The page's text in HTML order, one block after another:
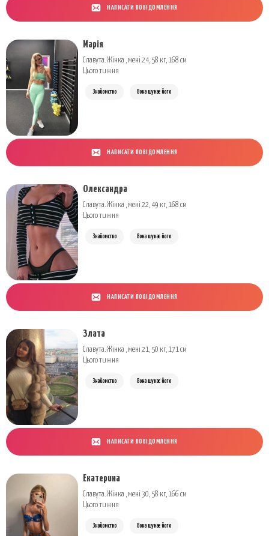
НАПИСАТИ ПОВІДОМЛЕННЯ
Марія
Славута. Жінка , мені 24, 58 кг, 168 см
Цього тижня
Знайомство Вона шукає його
НАПИСАТИ ПОВІДОМЛЕННЯ
Олександра
Славута. Жінка , мені 22, 49 кг, 168 см
Цього тижня
Знайомство Вона шукає його
НАПИСАТИ ПОВІДОМЛЕННЯ
Злата
Славута. Жінка , мені 21, 50 кг, 171 см
Цього тижня
Знайомство Вона шукає його
НАПИСАТИ ПОВІДОМЛЕННЯ
Екатерина
Славута. Жінка , мені 30, 58 кг, 166 см
Цього тижня
Знайомство Вона шукає його